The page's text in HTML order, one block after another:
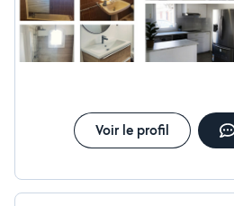
Voir le profil